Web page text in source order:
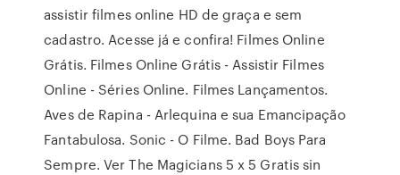
assistir filmes online HD de graça e sem
cadastro. Acesse já e confira! Filmes Online
Grátis. Filmes Online Grátis - Assistir Filmes
Online - Séries Online. Filmes Lançamentos.
Aves de Rapina - Arlequina e sua Emancipação
Fantabulosa. Sonic - O Filme. Bad Boys Para
Sempre. Ver The Magicians 5 x 5 Gratis sin